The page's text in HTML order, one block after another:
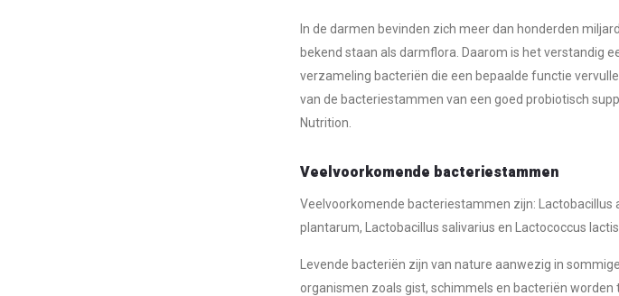
In de darmen bevinden zich meer dan honderden
bekend staan als darmflora. Daarom is het verstandig
verzameling bacteriën die een bepaalde functie
van de bacteriestammen van een goed probiotisch
Nutrition.
Veelvoorkomende bacteriestammen
Veelvoorkomende bacteriestammen zijn: Lactobacillus
plantarum, Lactobacillus salivarius en Lactococcus lactis.
Levende bacteriën zijn van nature aanwezig in
organismen zoals gist, schimmels en bacteriën